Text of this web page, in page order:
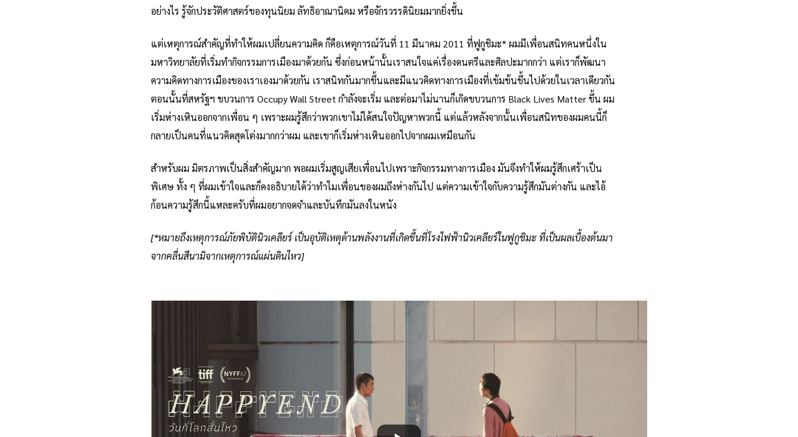
อย่างไร รู้จักประวัติศาสตร์ของทุนนิยม ลัทธิอาณานิคม หรือจักรวรรดินิยมมากยิ่งขึ้น
แต่เหตุการณ์สำคัญที่ทำให้ผมเปลี่ยนความคิด ก็คือเหตุการณ์วันที่ 11 มีนาคม 2011 ที่ฟูกูชิมะ* ผมมีเพื่อนสนิทคนหนึ่งใน
มหาวิทยาลัยที่เริ่มทำกิจกรรมการเมืองมาด้วยกัน ซึ่งก่อนหน้านั้นเราสนใจแค่เรื่องดนตรีและศิลปะมากกว่า แต่เราก็พัฒนา
ความคิดทางการเมืองของเราเองมาด้วยกัน เราสนิทกันมากขึ้นและมีแนวคิดทางการเมืองที่เข้มข้นขึ้นไปด้วยในเวลาเดียวกัน
ตอนนั้นที่สหรัฐฯ ขบวนการ Occupy Wall Street กำลังจะเริ่ม และต่อมาไม่นานก็เกิดขบวนการ Black Lives Matter ขึ้น ผม
เริ่มห่างเหินออกจากเพื่อน ๆ เพราะผมรู้สึกว่าพวกเขาไม่ได้สนใจปัญหาพวกนี้ แต่แล้วหลังจากนั้นเพื่อนสนิทของผมคนนี้ก็
กลายเป็นคนที่แนวคิดสุดโต่งมากกว่าผม และเขาก็เริ่มห่างเหินออกไปจากผมเหมือนกัน
สำหรับผม มิตรภาพเป็นสิ่งสำคัญมาก พอผมเริ่มสูญเสียเพื่อนไปเพราะกิจกรรมทางการเมือง มันจึงทำให้ผมรู้สึกเศร้าเป็น
พิเศษ ทั้ง ๆ ที่ผมเข้าใจและก็คงอธิบายได้ว่าทำไมเพื่อนของผมถึงห่างกันไป แต่ความเข้าใจกับความรู้สึกมันต่างกัน และไอ้
ก้อนความรู้สึกนี้แหละครับที่ผมอยากจดจำและบันทึกมันลงในหนัง
[*หมายถึงเหตุการณ์ภัยพิบัตินิวเคลียร์ เป็นอุบัติเหตุด้านพลังงานที่เกิดขึ้นที่โรงไฟฟ้านิวเคลียร์ในฟูกูชิมะ ที่เป็นผลเบื้องต้นมา
จากคลื่นสึนามิจากเหตุการณ์แผ่นดินไหว]